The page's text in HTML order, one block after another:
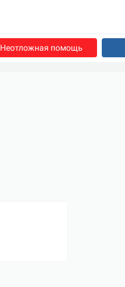
Неотложная помощь